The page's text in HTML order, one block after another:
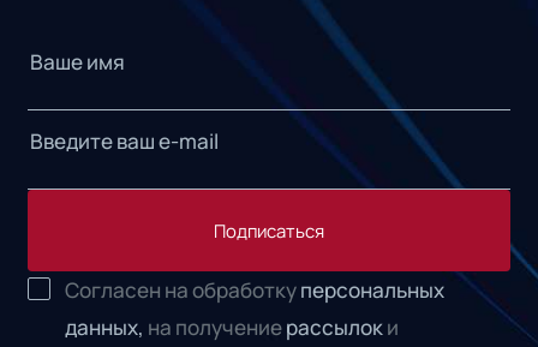
Подписаться
Согласен на обработкуперсональных
данных, на получениерассылоки